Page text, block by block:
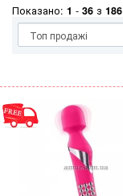
Показано: 1 - 36 з 186